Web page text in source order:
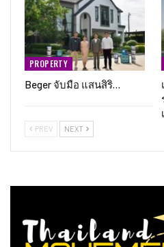
PROPERTY
Beger จับมือ แสนสิริ…
PREV NEXT